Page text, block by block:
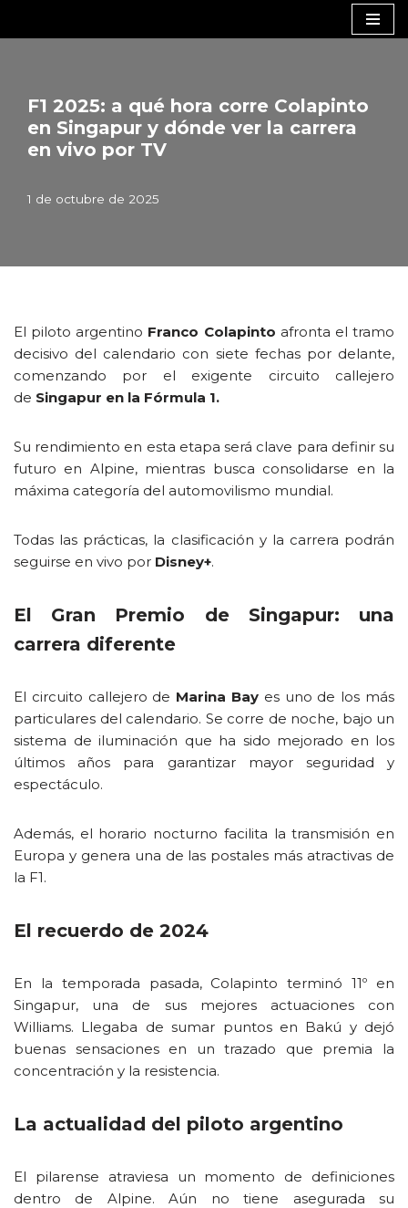
F1 2025: a qué hora corre Colapinto
en Singapur y dónde ver la carrera
en vivo por TV
1 de octubre de 2025
El piloto argentino Franco Colapinto afronta el tramo
decisivo del calendario con siete fechas por delante,
comenzando por el exigente circuito callejero
de Singapur en la Fórmula 1.
Su rendimiento en esta etapa será clave para definir su
futuro en Alpine, mientras busca consolidarse en la
máxima categoría del automovilismo mundial.
Todas las prácticas, la clasificación y la carrera podrán
seguirse en vivo por Disney+.
El Gran Premio de Singapur: una
carrera diferente
El circuito callejero de Marina Bay es uno de los más
particulares del calendario. Se corre de noche, bajo un
sistema de iluminación que ha sido mejorado en los
últimos años para garantizar mayor seguridad y
espectáculo.
Además, el horario nocturno facilita la transmisión en
Europa y genera una de las postales más atractivas de
la F1.
El recuerdo de 2024
En la temporada pasada, Colapinto terminó 11º en
Singapur, una de sus mejores actuaciones con
Williams. Llegaba de sumar puntos en Bakú y dejó
buenas sensaciones en un trazado que premia la
concentración y la resistencia.
La actualidad del piloto argentino
El pilarense atraviesa un momento de definiciones
dentro de Alpine. Aún no tiene asegurada su